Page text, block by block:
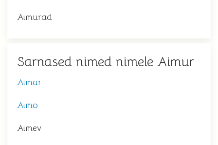
Aimurad
Sarnased nimed nimele Aimur
Aimar
Aimo
Aimev